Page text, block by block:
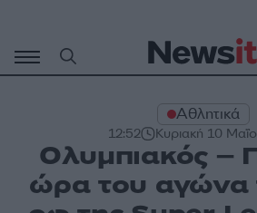
περιεχόμενο
Αθλητικά
12:52 Κυριακή 10
Ολυμπιακός
ώρα του αγώνα